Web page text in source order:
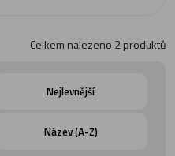
Celkem nalezeno 2produktů
Nejlevnější
Název (A-Z)